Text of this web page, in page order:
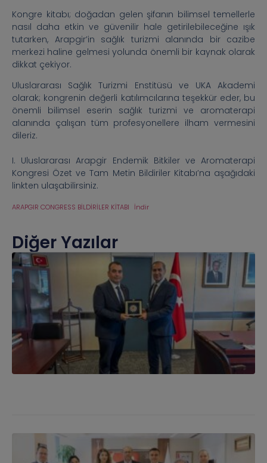
Kongre kitabı; doğadan gelen şifanın bilimsel temellerle
nasıl daha etkin ve güvenilir hale getirilebileceğine ışık
tutarken, Arapgir’in sağlık turizmi alanında bir cazibe
merkezi haline gelmesi yolunda önemli bir kaynak olarak
dikkat çekiyor.
Uluslararası Sağlık Turizmi Enstitüsü ve UKA Akademi
olarak; kongrenin değerli katılımcılarına teşekkür eder, bu
önemli bilimsel eserin sağlık turizmi ve aromaterapi
alanında çalışan tüm profesyonellere ilham vermesini
dileriz.
I. Uluslararası Arapgir Endemik Bitkiler ve Aromaterapi
Kongresi Özet ve Tam Metin Bildiriler Kitabı’na aşağıdaki
linkten ulaşabilirsiniz.
ARAPGIR CONGRESS BİLDİRİLER KİTABI İndir
Diğer Yazılar